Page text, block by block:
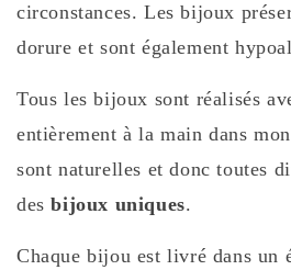
circonstances. Les bijoux
dorure et sont également
Tous les bijoux sont réalisés
entièrement à la main dans
sont naturelles et donc toutes
desbijoux uniques.
Chaque bijou est livré dans un